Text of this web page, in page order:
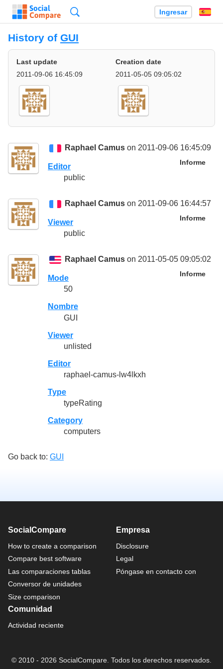
Ingresar
History of GUI
Last update
2011-09-06 16:45:09
Creation date
2011-05-05 09:05:02
Raphael Camus on 2011-09-06 16:45:09
Informe
Editor
public
Raphael Camus on 2011-09-06 16:44:57
Informe
Viewer
public
Raphael Camus on 2011-05-05 09:05:02
Informe
Mode
50
Nombre
GUI
Viewer
unlisted
Editor
raphael-camus-lw4lkxh
Type
typeRating
Category
computers
Go back to: GUI
SocialCompare
How to create a comparison
Compare best software
Las comparaciones tablas
Conversor de unidades
Size comparison
Empresa
Disclosure
Legal
Póngase en contacto con
Comunidad
Actividad reciente
© 2010 - 2026 SocialCompare. Todos los derechos reservados.